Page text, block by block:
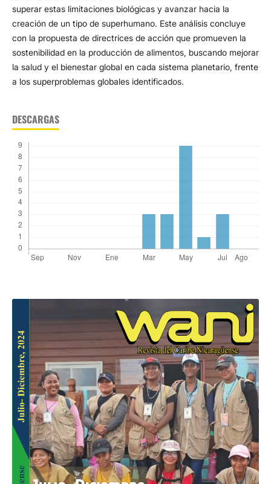
superar estas limitaciones biológicas y avanzar hacia la
creación de un tipo de superhumano. Este análisis concluye
con la propuesta de directrices de acción que promueven la
sostenibilidad en la producción de alimentos, buscando mejorar
la salud y el bienestar global en cada sistema planetario, frente
a los superproblemas globales identificados.
DESCARGAS